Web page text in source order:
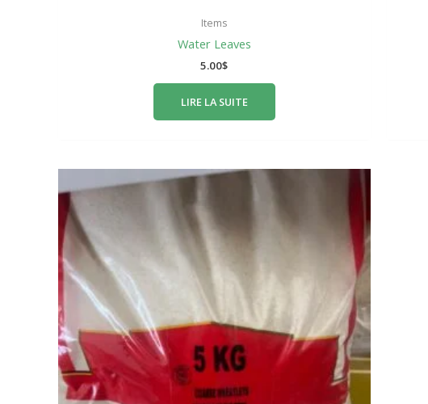
Items
Water Leaves
5.00$
LIRE LA SUITE